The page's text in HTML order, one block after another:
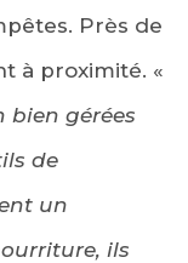
Près de
à proximité. «
bien gérées
de
un
ils